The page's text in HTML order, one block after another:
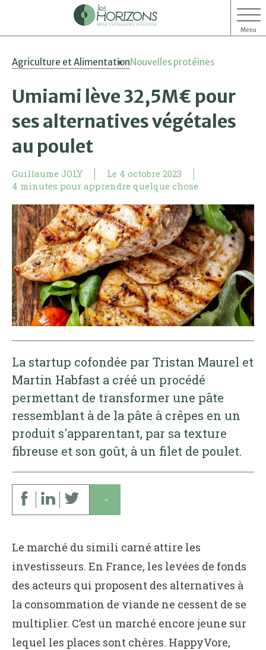
Menu
Agriculture et AlimentationNouvelles protéines
Umiami lève 32,5M€ pour
ses alternatives végétales
au poulet
Guillaume JOLY Le 4 octobre 2023
4 minutes pour apprendre quelque chose
La startup cofondée par Tristan Maurel et
Martin Habfast a créé un procédé
permettant de transformer une pâte
ressemblant à de la pâte à crêpes en un
produit s'apparentant, par sa texture
fibreuse et son goût, à un filet de poulet.
↓
Le marché du simili carné attire les
investisseurs. En France, les levées de fonds
des acteurs qui proposent des alternatives à
la consommation de viande ne cessent de se
multiplier. C’est un marché encore jeune sur
lequel les places sont chères. HappyVore,